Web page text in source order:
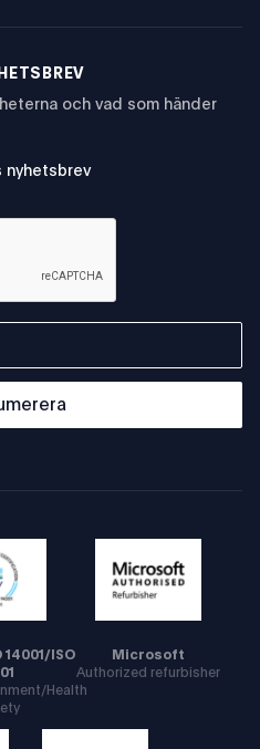
och vad som händer
nyhetsbrev
14001/ISO
Health
Microsoft
Authorized refurbisher